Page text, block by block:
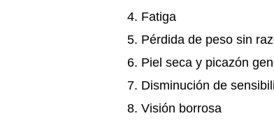
4. Fatiga
5. Pérdida de peso sin
6. Piel seca y picazón
7. Disminución de
8. Visión borrosa